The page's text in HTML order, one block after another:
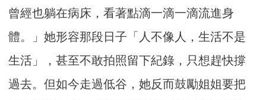
曾經也躺在病床，看著點滴一滴一滴流進身
體。」她形容那段日子「人不像人，生活不是
生活」，甚至不敢拍照留下紀錄，只想趕快撐
過去。但如今走過低谷，她反而鼓勵姐姐要把